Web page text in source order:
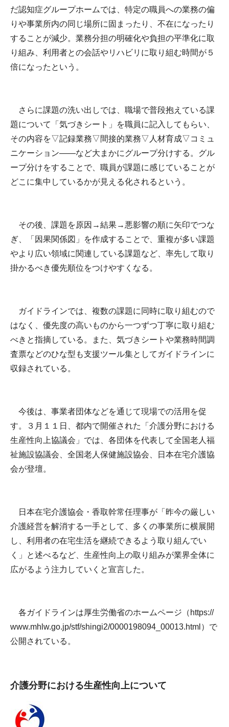
だ認知症グループホームでは、特定の職員への業務の偏
りや事業所内の同じ場所に固まったり、不在になったり
することが減少。業務分担の明確化や負担の平準化に取
り組み、利用者との会話やリハビリに取り組む時間が５
倍になったという。
さらに課題の洗い出しでは、職場で普段抱えている課
題について「気づきシート」を職員に記入してもらい、
その内容を▽記録業務▽間接的業務▽人材育成▽コミュ
ニケーション――など大まかにグループ分けする。グル
ープ分けをすることで、職員が課題に感じていることが
どこに集中しているかが見える化されるという。
その後、課題を原因→結果→悪影響の順に矢印でつな
ぎ、「因果関係図」を作成することで、重複が多い課題
やより広い領域に関連している課題など、率先して取り
掛かるべき優先順位をつけやすくなる。
ガイドラインでは、複数の課題に同時に取り組むので
はなく、優先度の高いものから一つずつ丁寧に取り組む
べきと指摘している。また、気づきシートや業務時間調
査票などのひな型も支援ツール集としてガイドラインに
収録されている。
今後は、事業者団体などを通じて現場での活用を促
す。３月１１日、都内で開催された「介護分野における
生産性向上協議会」では、各団体を代表して全国老人福
祉施設協議会、全国老人保健施設協会、日本在宅介護協
会が登壇。
日本在宅介護協会・香取幹常任理事が「昨今の厳しい
介護経営を解消する一手として、多くの事業所に横展開
し、利用者の在宅生活を継続できるよう取り組んでい
く」と述べるなど、生産性向上の取り組みが業界全体に
広がるよう注力していくと宣言した。
各ガイドラインは厚生労働省のホームページ（ https://
www.mhlw.go.jp/stf/shingi2/0000198094_00013.html ）で
公開されている。
介護分野における生産性向上について